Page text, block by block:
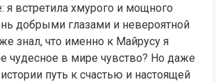
я встретила хмурого и мощного
добрыми глазами и невероятной
знал, что именно к Майрусу я
чудесное в мире чувство? Но даже
путь к счастью и настоящей